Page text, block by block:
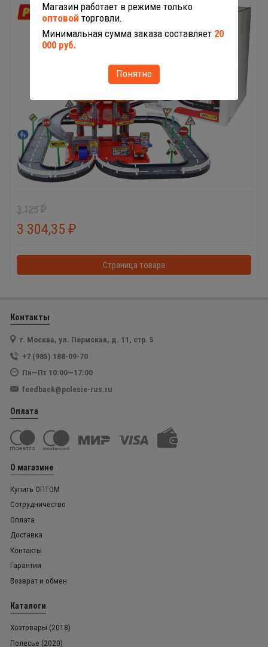
3 125₽
3 304,35₽
Страница товара
Контакты
г. Москва, ул. Пермская, д. 11, стр. 5
+7 (985) 188-09-70
Пн—Пт 10:00—17:00
feedback@polesie-rus.ru
Оплата
О магазине
Купить ОПТОМ
Сотрудничество
Оплата
Доставка
Контакты
Гарантии
Возврат и обмен
Каталоги
Хозтовары (2018)
Полесье (2020)
Магазин работает в режиме только
оптовой торговли.
Минимальная сумма заказа составляет 20
000 руб.
Понятно